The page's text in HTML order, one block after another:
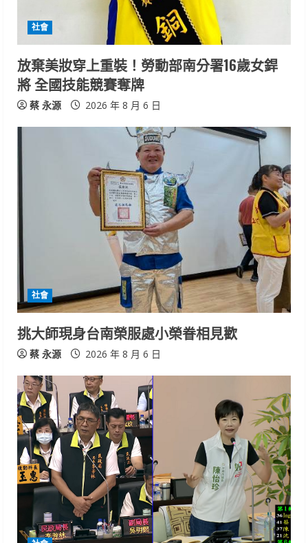
n
g
社會
放棄美妝穿上重裝！勞動部南分署16歲女銲
將 全國技能競賽奪牌
蔡 永源 2026 年 8 月 6 日
社會
挑大師現身台南榮服處小榮眷相見歡
蔡 永源 2026 年 8 月 6 日